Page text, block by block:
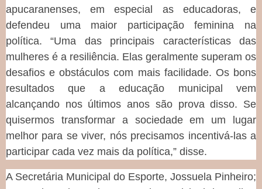
apucaranenses, em especial as educadoras, e
defendeu uma maior participação feminina na
política. “Uma das principais características das
mulheres é a resiliência. Elas geralmente superam os
desafios e obstáculos com mais facilidade. Os bons
resultados que a educação municipal vem
alcançando nos últimos anos são prova disso. Se
quisermos transformar a sociedade em um lugar
melhor para se viver, nós precisamos incentivá-las a
participar cada vez mais da política,” disse.
A Secretária Municipal do Esporte, Jossuela Pinheiro;